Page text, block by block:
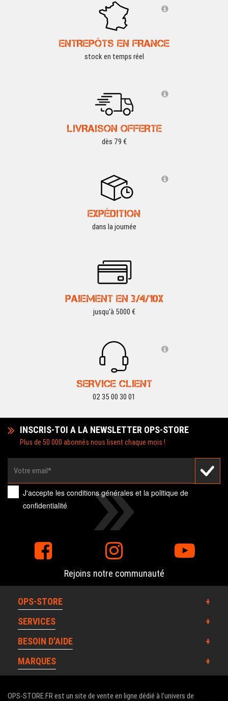
ENTREPÔTS EN FRANCE
stock en temps réel
LIVRAISON OFFERTE
dès 79 €
EXPÉDITION
dans la journée
PAIEMENT EN 3/4/10X
jusqu'à 5000 €
SERVICE CLIENT
02 35 00 30 01
INSCRIS-TOI A LA NEWSLETTER OPS-STORE
Plus de 50 000 abonnés nous lisent chaque mois !
J'accepte lesconditions générales et lapolitique de
confidentialité
Rejoins notre communauté
OPS-STORE
SERVICES
BESOIN D'AIDE
MARQUES
OPS-STORE.FR est un site de vente en ligne dédié à l'univers de